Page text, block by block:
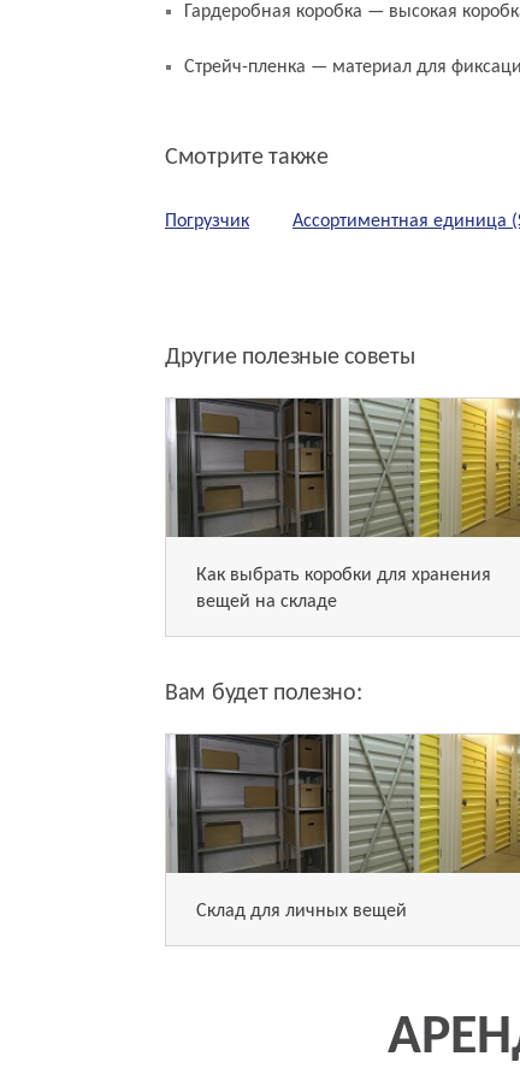
Гардеробная коробка — высокая
Стрейч-пленка — материал для
Смотрите также
Погрузчик Ассортиментная единица
Другие полезные советы
Как выбрать коробки для хранения
вещей на складе
Вам будет полезно:
Склад для личных вещей